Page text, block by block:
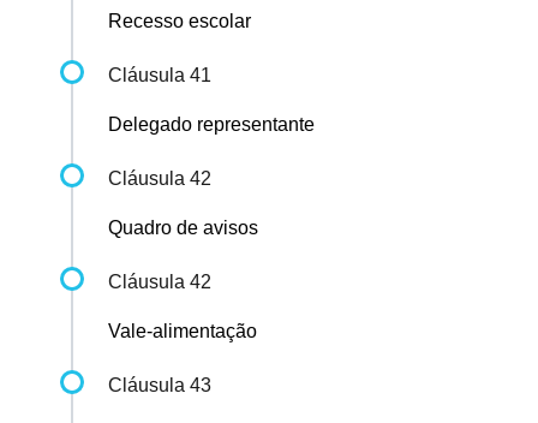
Recesso escolar
Cláusula 41
Delegado representante
Cláusula 42
Quadro de avisos
Cláusula 42
Vale-alimentação
Cláusula 43